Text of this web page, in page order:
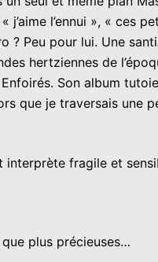
l’ennui », « ces
? Peu pour lui. Une
hertziennes de
Son album
que je traversais
fragile et
plus précieuses…